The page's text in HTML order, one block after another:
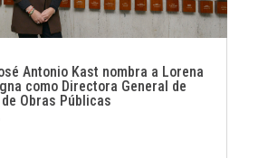
Antonio Kast nombra a Lorena
como Directora General de
Obras Públicas